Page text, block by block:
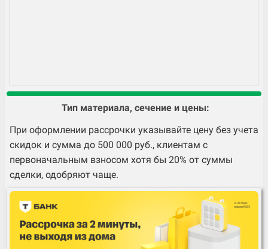
Тип материала, сечение и цены:
При оформлении рассрочки указывайте цену без учета
скидок и сумма до 500 000 руб., клиентам с
первоначальным взносом хотя бы 20% от суммы
сделки, одобряют чаще.